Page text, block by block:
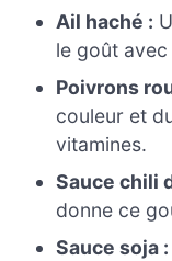
Ail haché :
le goût
Poivrons
couleur et
vitamines.
Sauce chili
donne ce
Sauce soja :